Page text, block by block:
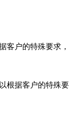
客户的特殊要求
根据客户的特殊